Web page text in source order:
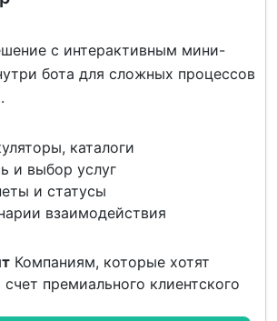
с интерактивным мини-
бота для сложных процессов
каталоги
и выбор услуг
и статусы
взаимодействия
Компаниям, которые хотят
счет премиального клиентского